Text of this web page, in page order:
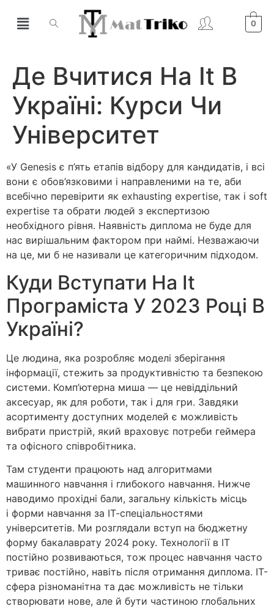
0
Де Вчитися На It В
Україні: Курси Чи
Університет
«У Genesis є п’ять етапів відбору для кандидатів, і всі
вони є обов’язковими і направленими на те, аби
всебічно перевірити як exhausting expertise, так і soft
expertise та обрати людей з експертизою
необхідного рівня. Наявність диплома не буде для
нас вирішальним фактором при наймі. Незважаючи
на це, ми б не називали це категоричним підходом.
Куди Вступати На It
Програміста У 2023 Році В
Україні?
Це людина, яка розробляє моделі зберігання
інформації, стежить за продуктивністю та безпекою
системи. Комп’ютерна миша — це невіддільний
аксесуар, як для роботи, так і для гри. Завдяки
асортименту доступних моделей є можливість
вибрати пристрій, який враховує потреби геймера
та офісного співробітника.
Там студенти працюють над алгоритмами
машинного навчання і глибокого навчання. Нижче
наводимо прохідні бали, загальну кількість місць
і форми навчання за ІТ-спеціальностями
університетів. Ми розглядали вступ на бюджетну
форму бакалаврату 2024 року. Технології в ІТ
постійно розвиваються, тож процес навчання часто
триває постійно, навіть після отримання диплома. ІТ-
сфера різноманітна та дає можливість не тільки
створювати нове, але й бути частиною глобальних